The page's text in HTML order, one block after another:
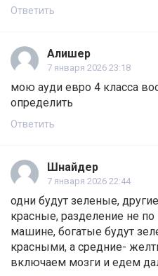
Ответить
Алишер
7 января 2026 23:18
мою ауди евро 4 класса
определить
Ответить
Шнайдер
7 января 2026 22:44
одни будут зеленые,
красные, разделение не по
машине, богатые будут
красными, а средние-
включаем мозги и едем